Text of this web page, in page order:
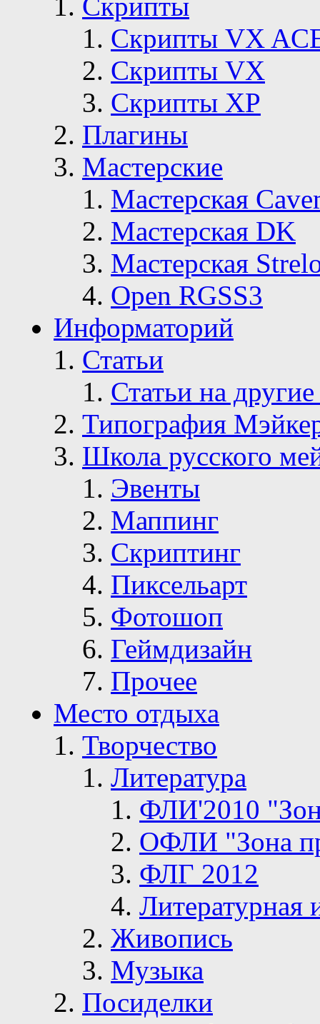
Скрипты
Скрипты VX
Скрипты VX
Скрипты ХР
Плагины
Мастерские
Мастерская
Мастерская DK
Мастерская
Open RGSS3
Информаторий
Статьи
Статьи на
Типография
Школа русского
Эвенты
Маппинг
Скриптинг
Пиксельарт
Фотошоп
Геймдизайн
Прочее
Место отдыха
Творчество
Литература
ФЛИ'2010
ОФЛИ "Зона
ФЛГ 2012
Живопись
Музыка
Посиделки